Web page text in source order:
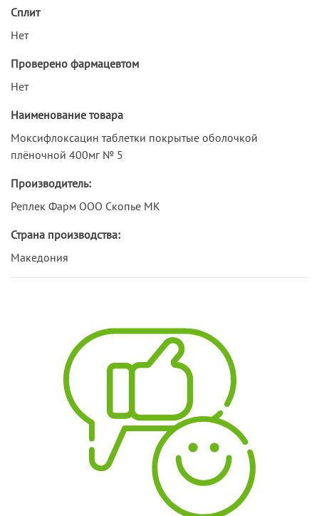
Сплит
Нет
Проверено фармацевтом
Нет
Наименование товара
Моксифлоксацин таблетки покрытые оболочкой
плёночной 400мг № 5
Производитель:
Реплек Фарм ООО Скопье МК
Страна производства:
Македония